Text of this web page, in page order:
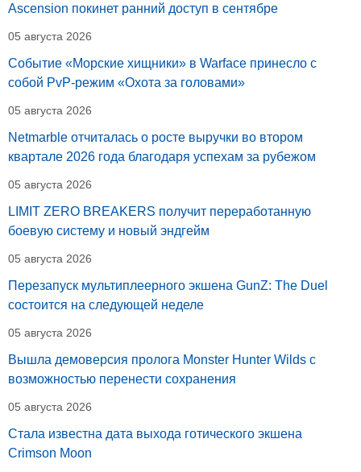
Ascension покинет ранний доступ в сентябре
05 августа 2026
Событие «Морские хищники» в Warface принесло с
собой PvP-режим «Охота за головами»
05 августа 2026
Netmarble отчиталась о росте выручки во втором
квартале 2026 года благодаря успехам за рубежом
05 августа 2026
LIMIT ZERO BREAKERS получит переработанную
боевую систему и новый эндгейм
05 августа 2026
Перезапуск мультиплеерного экшена GunZ: The Duel
состоится на следующей неделе
05 августа 2026
Вышла демоверсия пролога Monster Hunter Wilds с
возможностью перенести сохранения
05 августа 2026
Стала известна дата выхода готического экшена
Crimson Moon